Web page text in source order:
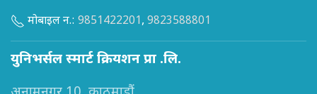
मोबाइल न.: 9851422201, 9823588801
युनिभर्सल स्मार्ट क्रियशन प्रा .लि.